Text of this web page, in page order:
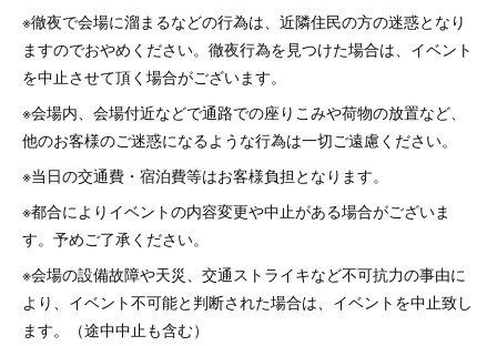
※徹夜で会場に溜まるなどの行為は、近隣住民の方の迷惑となり
ますのでおやめください。徹夜行為を見つけた場合は、イベント
を中止させて頂く場合がございます。
※会場内、会場付近などで通路での座りこみや荷物の放置など、
他のお客様のご迷惑になるような行為は一切ご遠慮ください。
※当日の交通費・宿泊費等はお客様負担となります。
※都合によりイベントの内容変更や中止がある場合がございま
す。予めご了承ください。
※会場の設備故障や天災、交通ストライキなど不可抗力の事由に
より、イベント不可能と判断された場合は、イベントを中止致し
ます。（途中中止も含む）